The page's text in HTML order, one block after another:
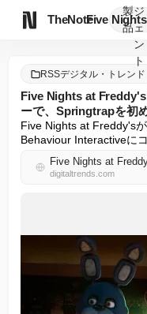
TheNote
製
品
ジ
ェ
ン
ト
Five
RSSデジタル・トレンド
Five Nights at
ーで、Springtrapを初
Five Nights at Freddy's
Behaviour Interactiveに
digitaltrends.com